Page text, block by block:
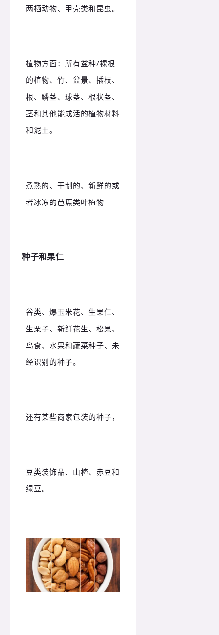
两栖动物、甲壳类和昆虫。
植物方面：所有盆种/裸根
的植物、竹、盆景、插枝、
根、鳞茎、球茎、根状茎、
茎和其他能成活的植物材料
和泥土。
煮熟的、干制的、新鲜的或
者冰冻的芭蕉类叶植物
种子和果仁
谷类、爆玉米花、生果仁、
生栗子、新鲜花生、松果、
鸟食、水果和蔬菜种子、未
经识别的种子。
还有某些商家包装的种子，
豆类装饰品、山楂、赤豆和
绿豆。